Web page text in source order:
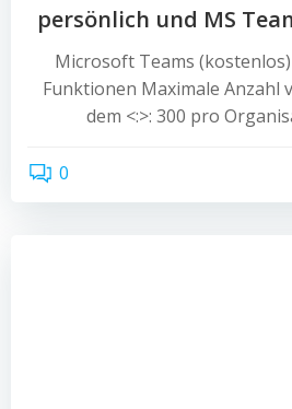
persönlich und MS
Microsoft Teams
Funktionen Maximale Anzahl
dem <:>: 300 pro
0